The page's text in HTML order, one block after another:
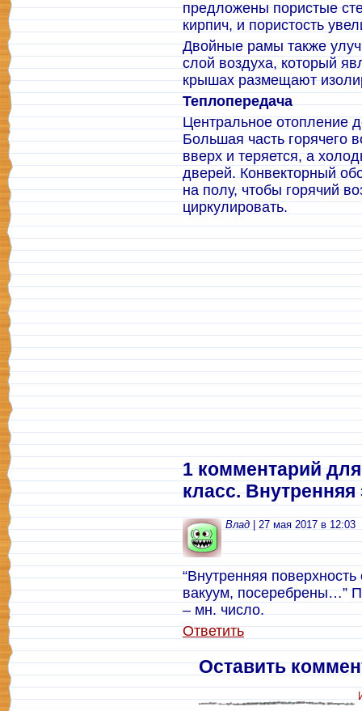
предложены пористые
кирпич, и пористость
Двойные рамы также
слой воздуха, который
крышах размещают
Теплопередача
Центральное отопление
Большая часть горячего
вверх и теряется, а
дверей. Конвекторный
на полу, чтобы горячий
циркулировать.
1 комментарий
класс. Внутренняя
Влад | 27 мая 2017 в 12:03
“Внутренняя
вакуум, посеребрены…”
– мн. число.
Ответить
Оставить